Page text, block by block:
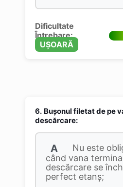
Dificultate
Întrebare:
UȘOARĂ
6. Buşonul filetat de pe
descărcare:
A
Nu este
când vana
descărcare se
perfect etanş;